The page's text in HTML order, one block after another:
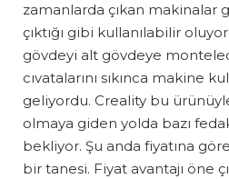
zamanlarda çıkan makinalar
çıktığı gibi kullanılabilir
gövdeyi alt gövdeye
cıvatalarını sıkınca makine
geliyordu. Creality bu
olmaya giden yolda bazı
bekliyor. Şu anda fiyatına
bir tanesi. Fiyat avantajı öne